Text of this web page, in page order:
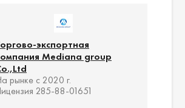
экспортная
Mediana group
рынке с 2020 г.
285-88-01651